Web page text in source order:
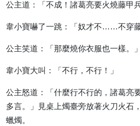
公主道：「不成！諸葛亮要火燒藤甲兵
韋小寶嚇了一跳：「奴才不……不穿藤
公主笑道：「那麼燒你衣服也一樣。」
韋小寶大叫：「不行，不行！」
公主怒道：「什麼行不行的，諸葛亮
多言。」見桌上燭臺旁放著火刀火石
蠟燭。